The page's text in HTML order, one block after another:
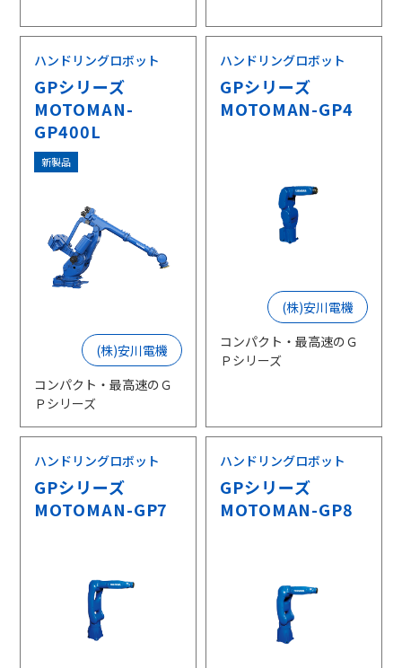
ハンドリングロボット
GPシリーズ
MOTOMAN-
GP400L
新製品
(株)安川電機
コンパクト・最高速のＧ
Ｐシリーズ
ハンドリングロボット
GPシリーズ
MOTOMAN-GP4
(株)安川電機
コンパクト・最高速のＧ
Ｐシリーズ
ハンドリングロボット
GPシリーズ
MOTOMAN-GP7
ハンドリングロボット
GPシリーズ
MOTOMAN-GP8